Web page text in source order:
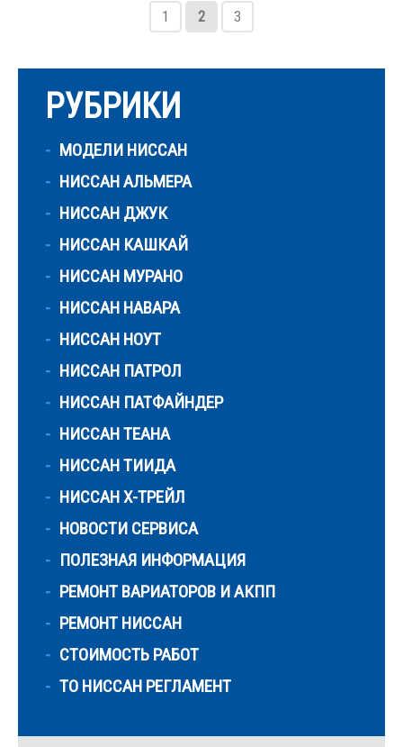
1 2 3
РУБРИКИ
МОДЕЛИ НИССАН
НИССАН АЛЬМЕРА
НИССАН ДЖУК
НИССАН КАШКАЙ
НИССАН МУРАНО
НИССАН НАВАРА
НИССАН НОУТ
НИССАН ПАТРОЛ
НИССАН ПАТФАЙНДЕР
НИССАН ТЕАНА
НИССАН ТИИДА
НИССАН Х-ТРЕЙЛ
НОВОСТИ СЕРВИСА
ПОЛЕЗНАЯ ИНФОРМАЦИЯ
РЕМОНТ ВАРИАТОРОВ И АКПП
РЕМОНТ НИССАН
СТОИМОСТЬ РАБОТ
ТО НИССАН РЕГЛАМЕНТ